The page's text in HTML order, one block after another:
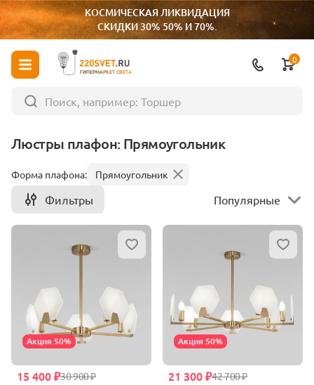
КОСМИЧЕСКАЯ ЛИКВИДАЦИЯ
СКИДКИ 30% 50% И 70%.
ГИПЕРМАРКЕТ СВЕТА
0
Люстры плафон: Прямоугольник
Форма плафона: Прямоугольник
Фильтры Популярные
Акция 50%
30 900 ₽
15 400 ₽
Акция 50%
42 700 ₽
21 300 ₽